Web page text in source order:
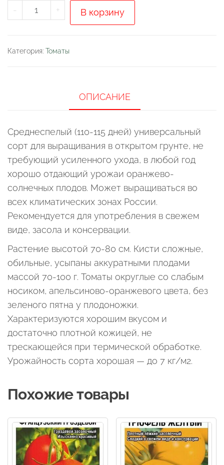
-
Количество
товара
"Нектарин
+ В корзину
Категория: Томаты
ОПИСАНИЕ
Среднеспелый (110-115 дней) универсальный
сорт для выращивания в открытом грунте, не
требующий усиленного ухода, в любой год
хорошо отдающий урожаи оранжево-
солнечных плодов. Может выращиваться во
всех климатических зонах России.
Рекомендуется для употребления в свежем
виде, засола и консервации.
Растение высотой 70-80 см. Кисти сложные,
обильные, усыпаны аккуратными плодами
массой 70-100 г. Томаты округлые со слабым
носиком, апельсиново-оранжевого цвета, без
зеленого пятна у плодоножки.
Характеризуются хорошим вкусом и
достаточно плотной кожицей, не
трескающейся при термической обработке.
Урожайность сорта хорошая — до 7 кг/м2.
Похожие товары